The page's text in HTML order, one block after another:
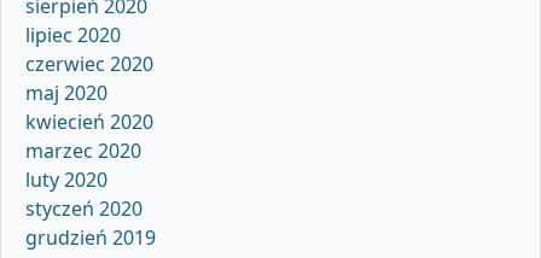
sierpień 2020
lipiec 2020
czerwiec 2020
maj 2020
kwiecień 2020
marzec 2020
luty 2020
styczeń 2020
grudzień 2019